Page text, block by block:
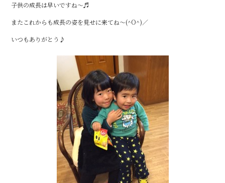
子供の成長は早いですね～♬
またこれからも成長の姿を見せに来てね～(^O^)／
いつもありがとう♪